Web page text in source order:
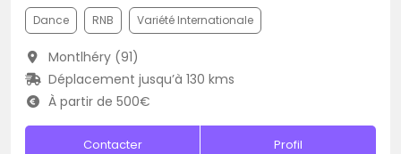
Dance RNB Variété Internationale
Montlhéry (91)
Déplacement jusqu’à 130 kms
À partir de 500€
Contacter Profil